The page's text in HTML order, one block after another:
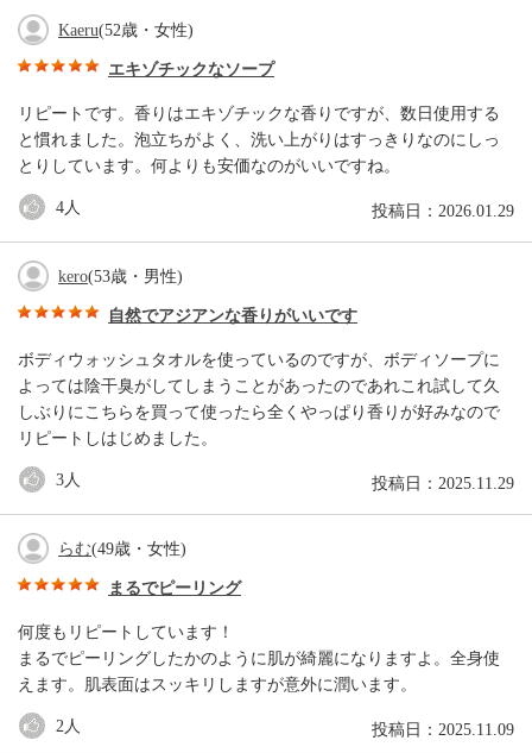
Kaeru(52歳・女性)
エキゾチックなソープ
リピートです。香りはエキゾチックな香りですが、数日使用する
と慣れました。泡立ちがよく、洗い上がりはすっきりなのにしっ
とりしています。何よりも安価なのがいいですね。
投稿日：2026.01.29
4 人
kero(53歳・男性)
自然でアジアンな香りがいいです
ボディウォッシュタオルを使っているのですが、ボディソープに
よっては陰干臭がしてしまうことがあったのであれこれ試して久
しぶりにこちらを買って使ったら全くやっぱり香りが好みなので
リピートしはじめました。
投稿日：2025.11.29
3 人
らむ(49歳・女性)
まるでピーリング
何度もリピートしています！
まるでピーリングしたかのように肌が綺麗になりますよ。全身使
えます。肌表面はスッキリしますが意外に潤います。
投稿日：2025.11.09
2 人